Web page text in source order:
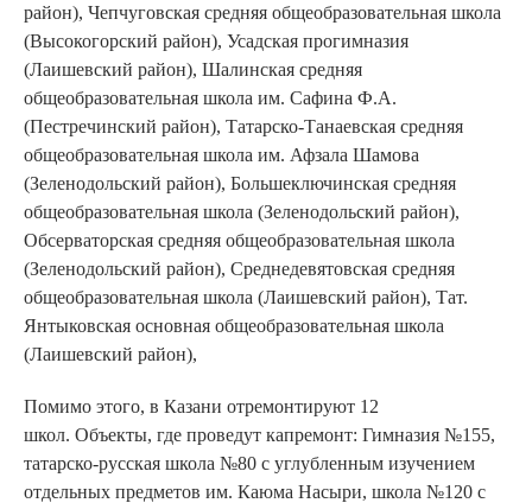
район), Чепчуговская средняя общеобразовательная школа
(Высокогорский район), Усадская прогимназия
(Лаишевский район), Шалинская средняя
общеобразовательная школа им. Сафина Ф.А.
(Пестречинский район), Татарско-Танаевская средняя
общеобразовательная школа им. Афзала Шамова
(Зеленодольский район), Большеключинская средняя
общеобразовательная школа (Зеленодольский район),
Обсерваторская средняя общеобразовательная школа
(Зеленодольский район), Среднедевятовская средняя
общеобразовательная школа (Лаишевский район), Тат.
Янтыковская основная общеобразовательная школа
(Лаишевский район),
Помимо этого, в Казани отремонтируют 12
школ. Объекты, где проведут капремонт: Гимназия №155,
татарско-русская школа №80 с углубленным изучением
отдельных предметов им. Каюма Насыри, школа №120 с